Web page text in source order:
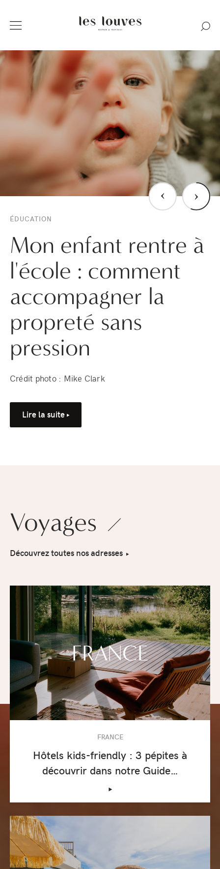
ÉDUCATION
Mon enfant rentre à
l'école : comment
accompagner la
propreté sans
pression
Crédit photo : Mike Clark
Lire la suite
› ›
Voyages
Découvrez toutes nos adresses
FRANCE
FRANCE
Hôtels kids-friendly : 3 pépites à
découvrir dans notre Guide…
‣